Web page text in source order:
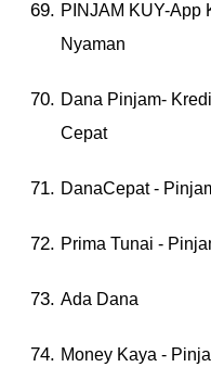
PINJAM KUY-App
Nyaman
Dana Pinjam-
Cepat
DanaCepat -
Prima Tunai -
Ada Dana
Money Kaya -